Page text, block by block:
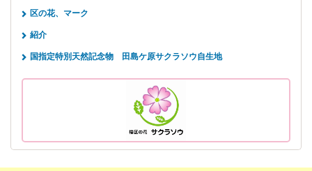
区の花、マーク
紹介
国指定特別天然記念物 田島ケ原サクラソウ自生地